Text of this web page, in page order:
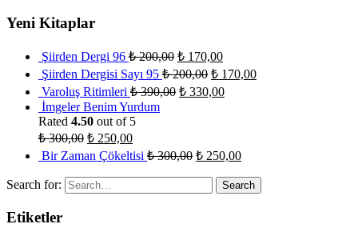
Yeni Kitaplar
Şiirden Dergi 96 ₺200,00 ₺ 170,00
Şiirden Dergisi Sayı 95 ₺200,00 ₺ 170,00
Varoluş Ritimleri ₺390,00 ₺ 330,00
İmgeler Benim Yurdum
Rated 4.50 out of 5
₺300,00 ₺ 250,00
Bir Zaman Çökeltisi ₺300,00 ₺ 250,00
Search for:
Etiketler